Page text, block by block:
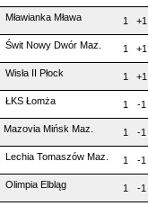
Mławianka Mława 1 +1
Świt Nowy Dwór Maz. 1 +1
Wisła II Płock 1 +1
ŁKS Łomża 1 -1
Mazovia Mińsk Maz. 1 -1
Lechia Tomaszów Maz. 1 -1
Olimpia Elbląg 1 -1